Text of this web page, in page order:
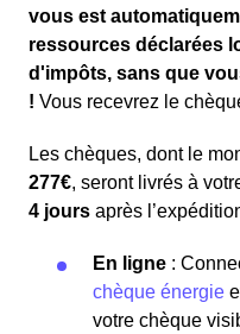
vous est
ressources déclarées
d'impôts, sans que
! Vous recevrez le
Les chèques, dont le
277€, seront livrés à
4 jours après
En ligne :
chèque énergie
votre chèque